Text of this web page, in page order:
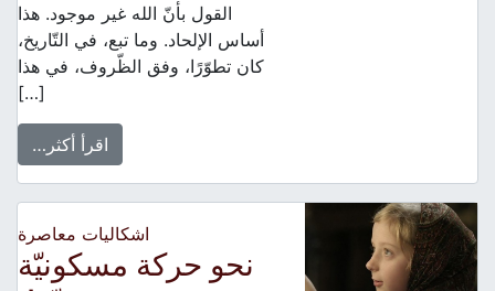
القول بأنّ الله غير موجود. هذا
أساس الإلحاد. وما تبع، في التّاريخ،
كان تطوّرًا، وفق الظّروف، في هذا
[…]
اقرأ أكثر…
اشكاليات معاصرة
نحو حركة مسكونيّة